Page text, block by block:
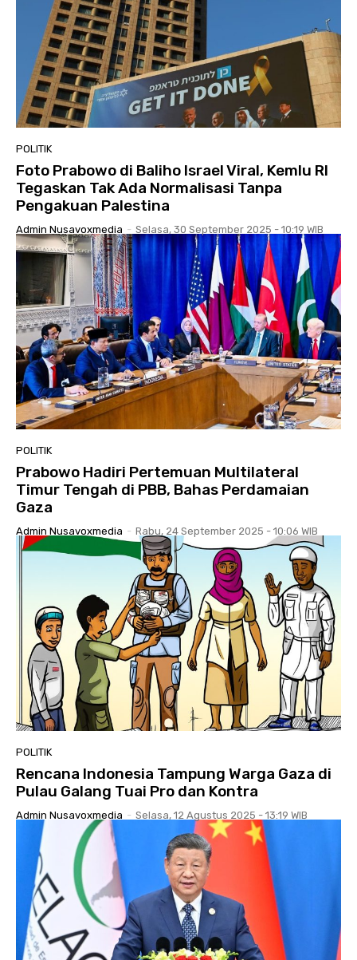
POLITIK
Foto Prabowo di Baliho Israel Viral, Kemlu RI
Tegaskan Tak Ada Normalisasi Tanpa
Pengakuan Palestina
Admin Nusavoxmedia - Selasa, 30 September 2025 - 10:19 WIB
POLITIK
Prabowo Hadiri Pertemuan Multilateral
Timur Tengah di PBB, Bahas Perdamaian
Gaza
Admin Nusavoxmedia - Rabu, 24 September 2025 - 10:06 WIB
POLITIK
Rencana Indonesia Tampung Warga Gaza di
Pulau Galang Tuai Pro dan Kontra
Admin Nusavoxmedia - Selasa, 12 Agustus 2025 - 13:19 WIB